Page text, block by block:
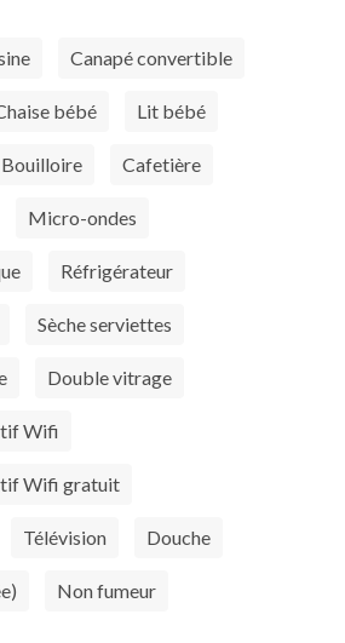
Canapé convertible
bébé Lit bébé
Bouilloire Cafetière
Micro-ondes
Réfrigérateur
Sèche serviettes
Double vitrage
Wifi
Wifi gratuit
Télévision Douche
Non fumeur